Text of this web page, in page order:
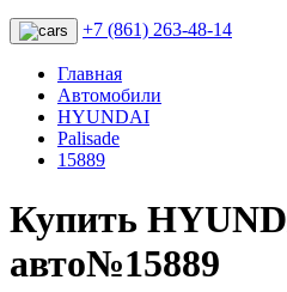
+7 (861) 263-48-14
Главная
Автомобили
HYUNDAI
Palisade
15889
Купить
авто№15889